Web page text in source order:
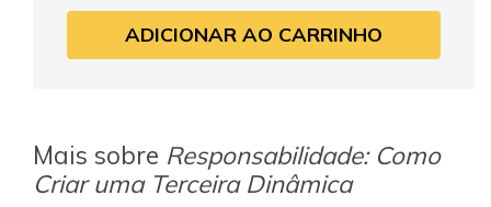
ADICIONAR AO CARRINHO
Mais sobre Responsabilidade: Como
Criar uma Terceira Dinâmica